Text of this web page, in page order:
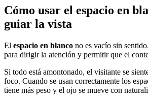
Cómo usar el espacio en
guiar la vista
El espacio en blanco no es vacío sin
para dirigir la atención y permitir que el
Si todo está amontonado, el visitante se
foco. Cuando se usan correctamente los
tiene más peso y el ojo se mueve con